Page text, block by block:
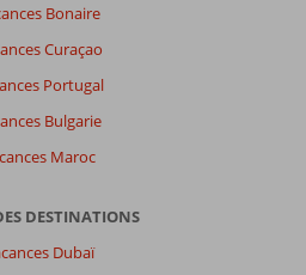
Bonaire
Curaçao
Portugal
Bulgarie
Maroc
DESTINATIONS
Dubaï